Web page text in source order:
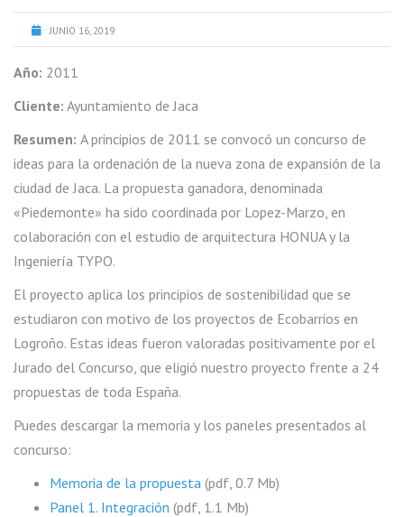
JUNIO 16, 2019
Año: 2011
Cliente: Ayuntamiento de Jaca
Resumen: A principios de 2011 se convocó un concurso de
ideas para la ordenación de la nueva zona de expansión de la
ciudad de Jaca. La propuesta ganadora, denominada
«Piedemonte» ha sido coordinada por Lopez-Marzo, en
colaboración con el estudio de arquitectura HONUA y la
Ingeniería TYPO.
El proyecto aplica los principios de sostenibilidad que se
estudiaron con motivo de los proyectos de Ecobarrios en
Logroño. Estas ideas fueron valoradas positivamente por el
Jurado del Concurso, que eligió nuestro proyecto frente a 24
propuestas de toda España.
Puedes descargar la memoria y los paneles presentados al
concurso:
Memoria de la propuesta (pdf, 0.7 Mb)
Panel 1. Integración (pdf, 1.1 Mb)